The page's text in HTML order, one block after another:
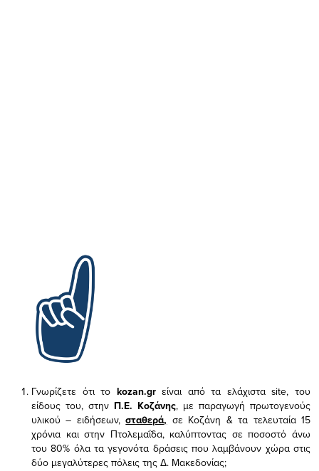
Γνωρίζετε ότι το kozan.gr είναι από τα ελάχισταsite, του
είδους του, στην Π.Ε. Κοζάνης, με παραγωγή πρωτογενούς
υλικού – ειδήσεων,σταθερά, σε Κοζάνη & τα τελευταία 15
χρόνια και στην Πτολεμαΐδα, καλύπτοντας σε ποσοστό άνω
του 80% όλα τα γεγονότα δράσεις που λαμβάνουν χώρα στις
δύο μεγαλύτερες πόλεις της Δ. Μακεδονίας;